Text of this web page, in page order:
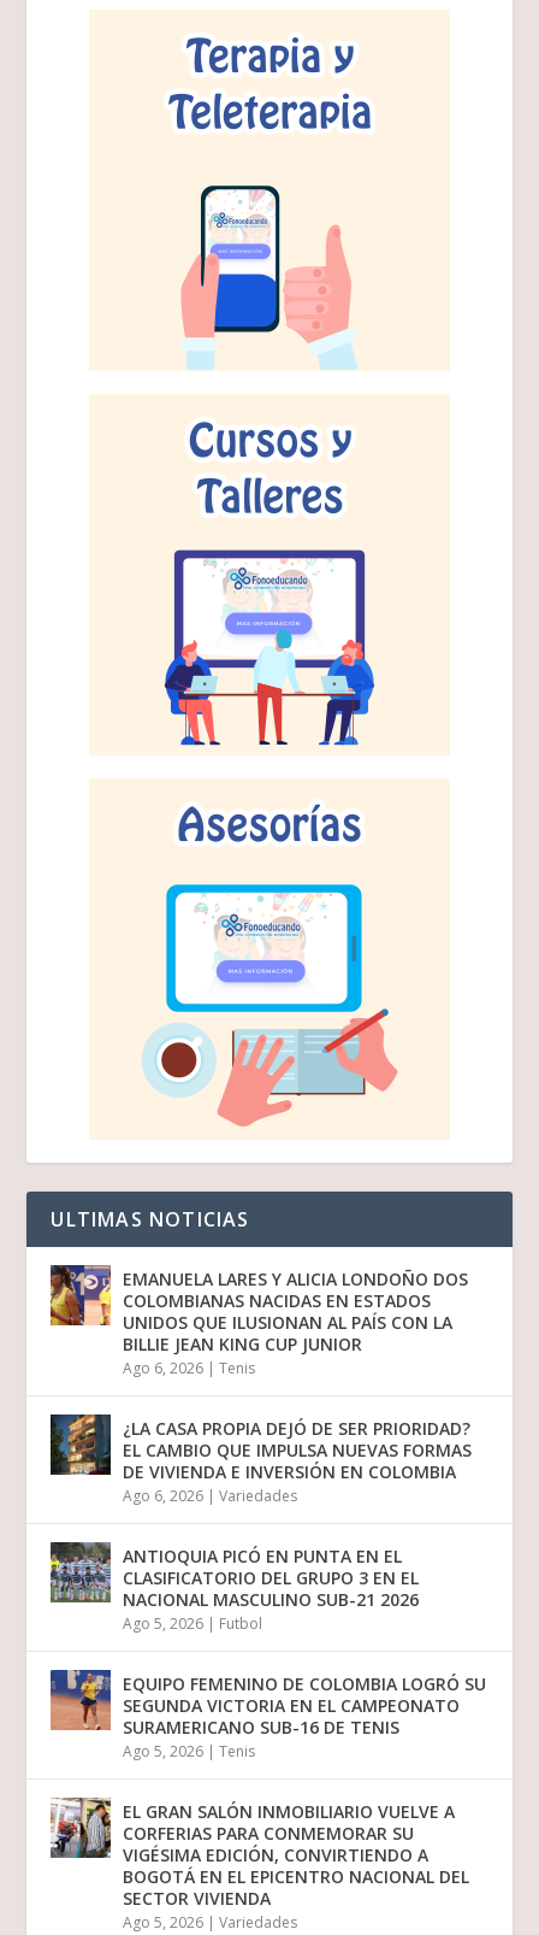
ULTIMAS NOTICIAS
EMANUELA LARES Y ALICIA LONDOÑO DOS
COLOMBIANAS NACIDAS EN ESTADOS
UNIDOS QUE ILUSIONAN AL PAÍS CON LA
BILLIE JEAN KING CUP JUNIOR
Ago 6, 2026 |Tenis
¿LA CASA PROPIA DEJÓ DE SER PRIORIDAD?
EL CAMBIO QUE IMPULSA NUEVAS FORMAS
DE VIVIENDA E INVERSIÓN EN COLOMBIA
Ago 6, 2026 |Variedades
ANTIOQUIA PICÓ EN PUNTA EN EL
CLASIFICATORIO DEL GRUPO 3 EN EL
NACIONAL MASCULINO SUB-21 2026
Ago 5, 2026 | Futbol
EQUIPO FEMENINO DE COLOMBIA LOGRÓ SU
SEGUNDA VICTORIA EN EL CAMPEONATO
SURAMERICANO SUB-16 DE TENIS
Ago 5, 2026 |Tenis
EL GRAN SALÓN INMOBILIARIO VUELVE A
CORFERIAS PARA CONMEMORAR SU
VIGÉSIMA EDICIÓN, CONVIRTIENDO A
BOGOTÁ EN EL EPICENTRO NACIONAL DEL
SECTOR VIVIENDA
Ago 5, 2026 |Variedades